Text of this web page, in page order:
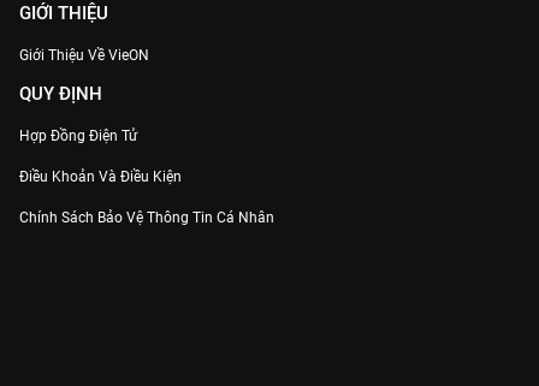
GIỚI THIỆU
Giới Thiệu Về VieON
QUY ĐỊNH
Hợp Đồng Điện Tử
Điều Khoản Và Điều Kiện
Chính Sách Bảo Vệ Thông Tin Cá Nhân